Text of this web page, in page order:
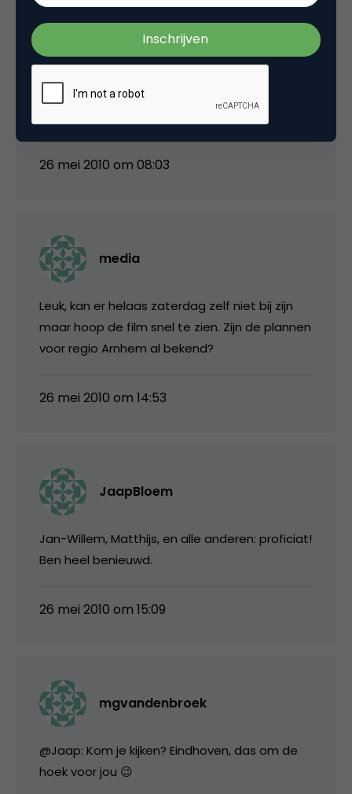
mgvandenbroek
@Michel H. Wat bedoel je nu? Dat de trailer in
26 mei 2010 om 08:03
media
Leuk, kan er helaas zaterdag zelf niet bij zijn
maar hoop de film snel te zien. Zijn de plannen
voor regio Arnhem al bekend?
26 mei 2010 om 14:53
JaapBloem
Jan-Willem, Matthijs, en alle anderen: proficiat!
Ben heel benieuwd.
26 mei 2010 om 15:09
mgvandenbroek
@Jaap: Kom je kijken? Eindhoven, das om de
hoek voor jou 😉